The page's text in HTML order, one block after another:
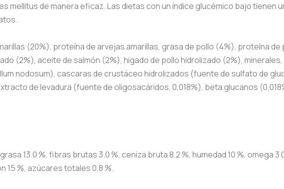
mellitus de manera eficaz. Las dietas con un índice glucémico bajo tienen
(20%), proteína de arvejas amarillas, grasa de pollo (4%), proteína
(2%), aceite de salmón (2%), higado de pollo hidrolizado (2%),
nodosum), cascaras de crustáceo hidrolizados (fuente de sulfato de
de levadura (fuente de oligosacáridos, 0,018%), beta glucanos
13.0 %, fibras brutas 3.0 %, ceniza bruta 8.2 %, humedad 10 %, omega 3
15 %, azúcares totales 0.8 %.